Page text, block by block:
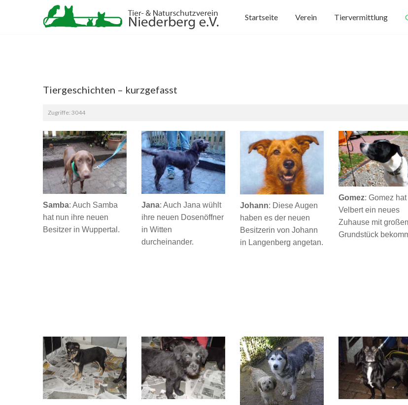
Startseite Verein Tiervermittlung
Tiergeschichten – kurzgefasst
Zugriffe: 3044
Samba: Auch Samba
hat nun ihre neuen
Besitzer in Wuppertal.
Jana: Auch Jana wühlt
ihre neuen Dosenöffner
in Witten
durcheinander.
Johann: Diese Augen
haben es der neuen
Besitzerin von Johann
in Langenberg angetan.
Gomez: Gomez hat
Velbert ein neues
Zuhause mit
Grundstück